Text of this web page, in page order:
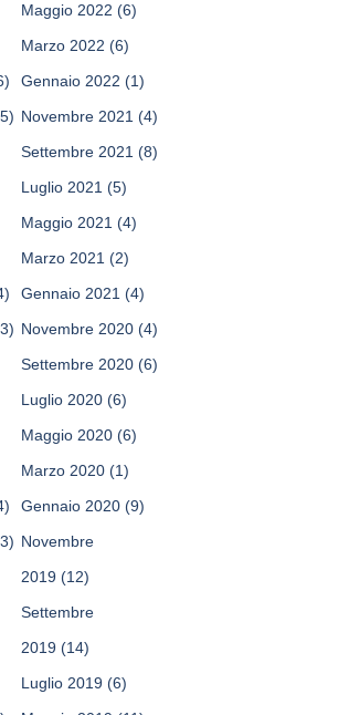
Maggio 2022 (6)
Marzo 2022 (6)
Gennaio 2022 (1)
Novembre 2021 (4)
Settembre 2021 (8)
Luglio 2021 (5)
Maggio 2021 (4)
Marzo 2021 (2)
Gennaio 2021 (4)
Novembre 2020 (4)
Settembre 2020 (6)
Luglio 2020 (6)
Maggio 2020 (6)
Marzo 2020 (1)
Gennaio 2020 (9)
Novembre
2019 (12)
Settembre
2019 (14)
Luglio 2019 (6)